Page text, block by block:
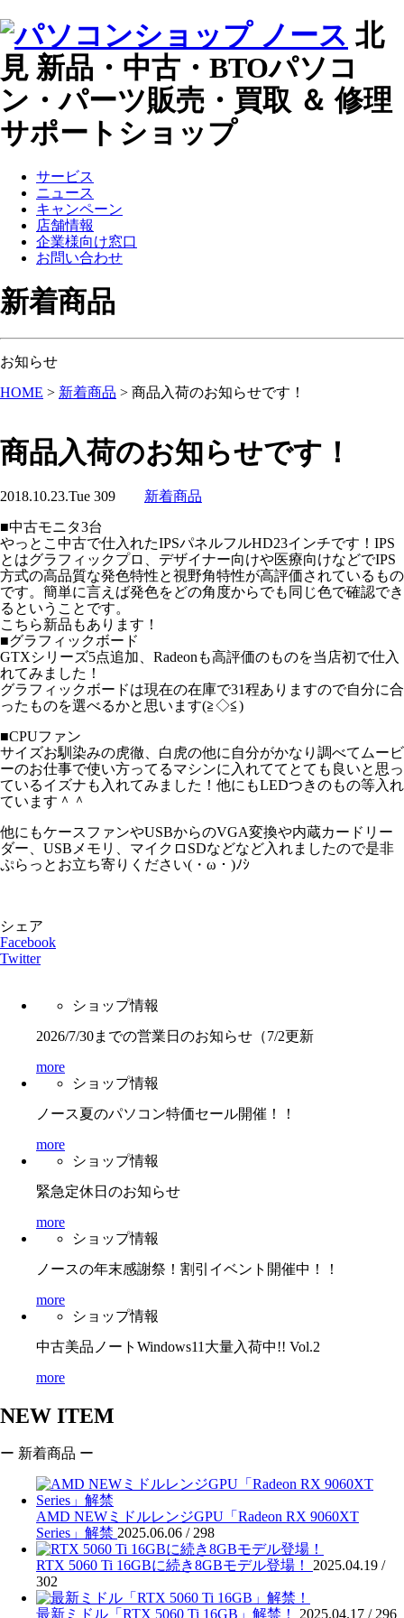
北
見 新品・中古・BTOパソコ
ン・パーツ販売・買取 ＆ 修理
サポートショップ
サービス
ニュース
キャンペーン
店舗情報
企業様向け窓口
お問い合わせ
新着商品
お知らせ
HOME > 新着商品 > 商品入荷のお知らせです！
商品入荷のお知らせです！
2018.10.23.Tue 309 新着商品
■中古モニタ3台
やっとこ中古で仕入れたIPSパネルフルHD23インチです！IPS
とはグラフィックプロ、デザイナー向けや医療向けなどでIPS
方式の高品質な発色特性と視野角特性が高評価されているもの
です。簡単に言えば発色をどの角度からでも同じ色で確認でき
るということです。
こちら新品もあります！
■グラフィックボード
GTXシリーズ5点追加、Radeonも高評価のものを当店初で仕入
れてみました！
グラフィックボードは現在の在庫で31程ありますので自分に合
ったものを選べるかと思います(≧◇≦)
■CPUファン
サイズお馴染みの虎徹、白虎の他に自分がかなり調べてムービ
ーのお仕事で使い方ってるマシンに入れててとても良いと思っ
ているイズナも入れてみました！他にもLEDつきのもの等入れ
ています＾＾
他にもケースファンやUSBからのVGA変換や内蔵カードリー
ダー、USBメモリ、マイクロSDなどなど入れましたので是非
ぷらっとお立ち寄りください(・ω・)ﾉｼ
シェア
Facebook
Twitter
ショップ情報
2026/7/30までの営業日のお知らせ（7/2更新
more
ショップ情報
ノース夏のパソコン特価セール開催！！
more
ショップ情報
緊急定休日のお知らせ
more
ショップ情報
ノースの年末感謝祭！割引イベント開催中！！
more
ショップ情報
中古美品ノートWindows11大量入荷中!! Vol.2
more
NEW ITEM
ー 新着商品 ー
AMD NEWミドルレンジGPU「Radeon RX 9060XT
Series」解禁 2025.06.06 /298
RTX 5060 Ti 16GBに続き8GBモデル登場！ 2025.04.19 /
302
最新ミドル「RTX 5060 Ti 16GB」解禁！ 2025.04.17 / 296